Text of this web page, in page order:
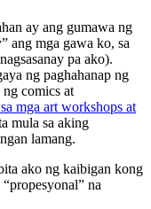
ay ang gumawa ng
ang mga gawa ko, sa
pa ako).
ng paghahanap ng
comics at
mga art workshops at
mula sa aking
lamang.
ako ng kaibigan kong
na